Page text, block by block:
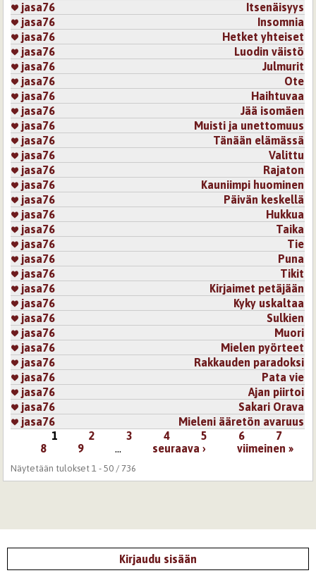
jasa76
Itsenäisyys
jasa76
Insomnia
jasa76
Hetket yhteiset
jasa76
Luodin väistö
jasa76
Julmurit
jasa76
Ote
jasa76
Haihtuvaa
jasa76
Jää isomäen
jasa76
Muisti ja unettomuus
jasa76
Tänään elämässä
jasa76
Valittu
jasa76
Rajaton
jasa76
Kauniimpi huominen
jasa76
Päivän keskellä
jasa76
Hukkua
jasa76
Taika
jasa76
Tie
jasa76
Puna
jasa76
Tikit
jasa76
Kirjaimet petäjään
jasa76
Kyky uskaltaa
jasa76
Sulkien
jasa76
Muori
jasa76
Mielen pyörteet
jasa76
Rakkauden paradoksi
jasa76
Pata vie
jasa76
Ajan piirtoi
jasa76
Sakari Orava
jasa76
Mieleni ääretön avaruus
1 2 3 4 5 6
7
8
9 … seuraava › viimeinen »
Näytetään tulokset 1 - 50 / 736
Kirjaudu sisään